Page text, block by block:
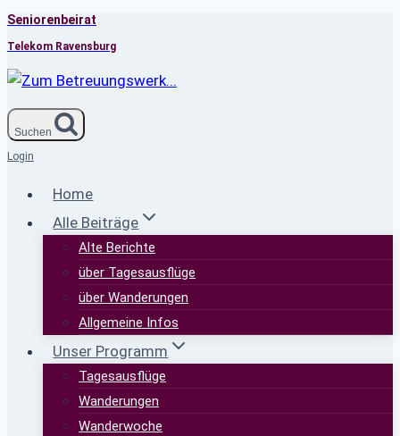
Zum
Inhalt
springen
Seniorenbeirat
Telekom Ravensburg
Suchen
Login
Home
Alle Beiträge
Alte Berichte
über Tagesausflüge
über Wanderungen
Allgemeine Infos
Unser Programm
Tagesausflüge
Wanderungen
Wanderwoche